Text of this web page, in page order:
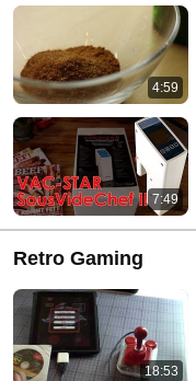
4:59
7:49
Retro Gaming
18:53